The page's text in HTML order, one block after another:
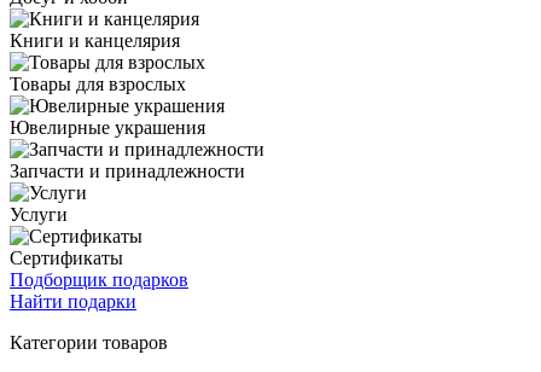
Книги и канцелярия
Товары для взрослых
Ювелирные украшения
Запчасти и принадлежности
Услуги
Сертификаты
Подборщик подарков
Найти подарки
Категории товаров